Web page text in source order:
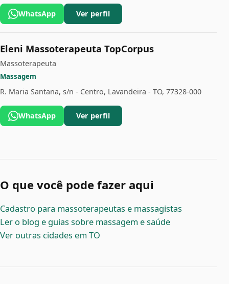
WhatsApp Ver perfil
Eleni Massoterapeuta TopCorpus
Massoterapeuta
Massagem
R. Maria Santana, s/n - Centro, Lavandeira - TO, 77328-000
WhatsApp Ver perfil
O que você pode fazer aqui
Cadastro para massoterapeutas e massagistas
Ler o blog e guias sobre massagem e saúde
Ver outras cidades em TO